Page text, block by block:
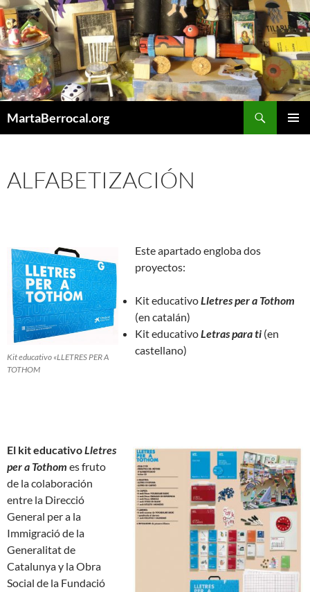
Saltar
al
contenido
MartaBerrocal.org
ALFABETIZACIÓN
Kit educativo «LLETRES PER A
TOTHOM
Este apartado engloba dos
proyectos:
Kit educativoLletres per a Tothom
(en catalán)
Kit educativoLetras para ti (en
castellano)
El kit educativoLletres
per a Tothom es fruto
de la colaboración
entre la Direcció
General per a la
Immigració de la
Generalitat de
Catalunya y la Obra
Social de la Fundació